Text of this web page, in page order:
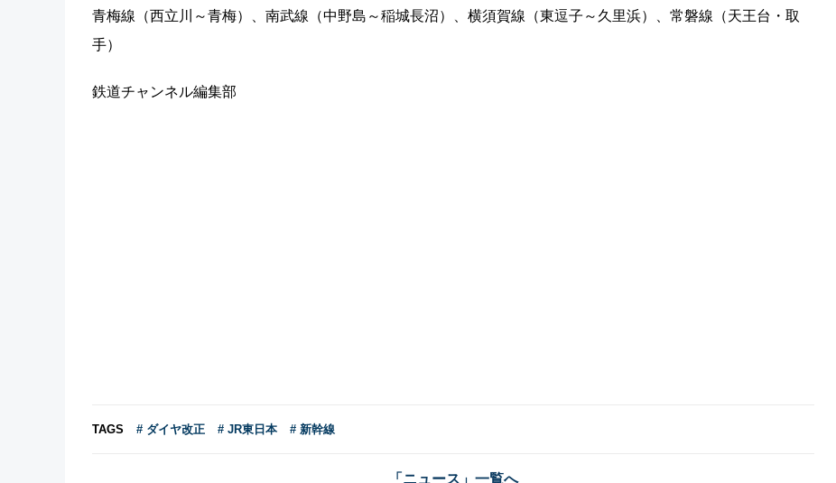
青梅線（西立川～青梅）、南武線（中野島～稲城長沼）、横須賀線（東逗子～久里浜）、常磐線（天王台・取
手）
鉄道チャンネル編集部
TAGS # ダイヤ改正 # JR東日本 # 新幹線
「ニュース」一覧へ